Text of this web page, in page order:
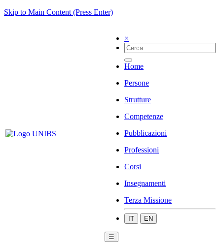
Skip to Main Content (Press Enter)
×
Home
Persone
Strutture
Competenze
Pubblicazioni
Professioni
Corsi
Insegnamenti
Terza Missione
IT EN
☰